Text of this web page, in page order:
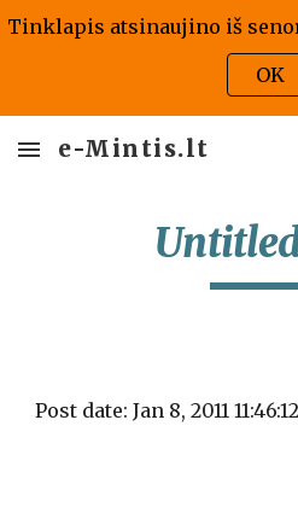
Skip to main content
OK
e-Mintis.lt
Post date: Jan 8, 2011